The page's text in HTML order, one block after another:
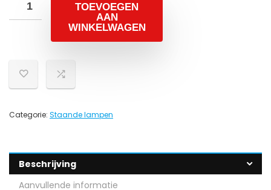
TOEVOEGEN
AAN
WINKELWAGEN
Categorie: Staande lampen
Beschrijving
Aanvullende informatie